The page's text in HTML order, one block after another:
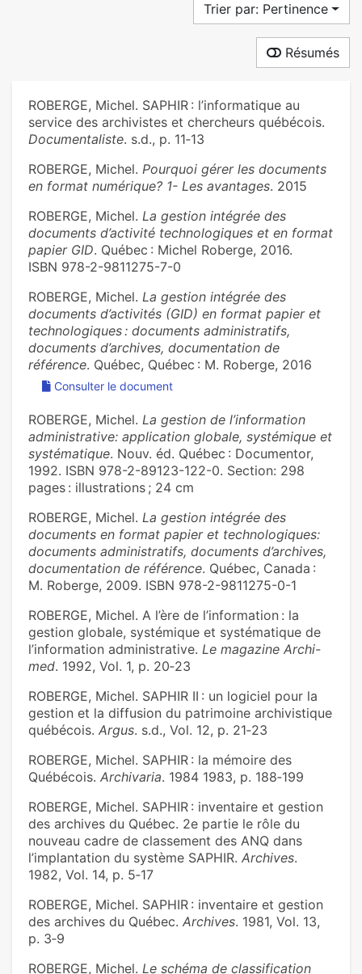
Trier par: Pertinence
Résumés
ROBERGE, Michel. SAPHIR : l’informatique au
service des archivistes et chercheurs québécois.
Documentaliste. s.d., p. 11‑13
ROBERGE, Michel. Pourquoi gérer les documents
en format numérique? 1- Les avantages. 2015
ROBERGE, Michel. La gestion intégrée des
documents d’activité technologiques et en format
papier GID. Québec : Michel Roberge, 2016.
ISBN 978-2-9811275-7-0
ROBERGE, Michel. La gestion intégrée des
documents d’activités (GID) en format papier et
technologiques : documents administratifs,
documents d’archives, documentation de
référence. Québec, Québec : M. Roberge, 2016
Consulter le document
ROBERGE, Michel. La gestion de l’information
administrative: application globale, systémique et
systématique. Nouv. éd. Québec : Documentor,
1992. ISBN 978-2-89123-122-0. Section: 298
pages : illustrations ; 24 cm
ROBERGE, Michel. La gestion intégrée des
documents en format papier et technologiques:
documents administratifs, documents d’archives,
documentation de référence. Québec, Canada :
M. Roberge, 2009. ISBN 978-2-9811275-0-1
ROBERGE, Michel. A l’ère de l’information : la
gestion globale, systémique et systématique de
l’information administrative. Le magazine Archi-
med. 1992, Vol. 1, p. 20‑23
ROBERGE, Michel. SAPHIR II : un logiciel pour la
gestion et la diffusion du patrimoine archivistique
québécois. Argus. s.d., Vol. 12, p. 21‑23
ROBERGE, Michel. SAPHIR : la mémoire des
Québécois. Archivaria. 1984 1983, p. 188‑199
ROBERGE, Michel. SAPHIR : inventaire et gestion
des archives du Québec. 2e partie le rôle du
nouveau cadre de classement des ANQ dans
l’implantation du système SAPHIR. Archives.
1982, Vol. 14, p. 5‑17
ROBERGE, Michel. SAPHIR : inventaire et gestion
des archives du Québec. Archives. 1981, Vol. 13,
p. 3‑9
ROBERGE, Michel. Le schéma de classification